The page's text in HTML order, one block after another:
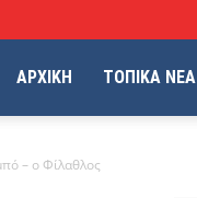
ΑΡΧΙΚΗ ΤΟΠΙΚΑ ΝΕΑ
– ο Φίλαθλος